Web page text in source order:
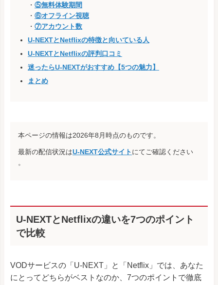
・ ⑤無料体験期間
・ ⑥オフライン視聴
・ ⑦アカウント数
U-NEXTとNetflixの特徴と向いている人
U-NEXTとNetflixの評判口コミ
迷ったらU-NEXTがおすすめ【5つの魅力】
まとめ
本ページの情報は2026年8月時点のものです。
最新の配信状況はU-NEXT公式サイトにてご確認ください
。
U-NEXTとNetflixの違いを7つのポイント
で比較
VODサービスの「U-NEXT」と「Netflix」では、あなた
にとってどちらがベストなのか、7つのポイントで徹底